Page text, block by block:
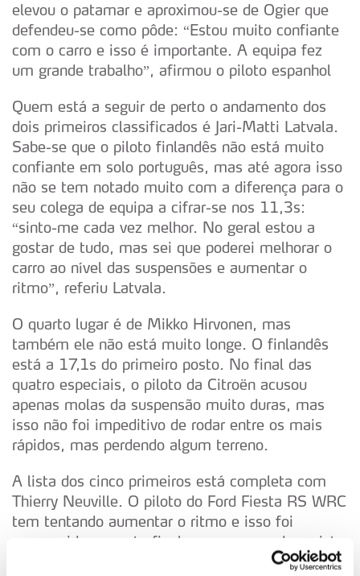
elevou o patamar e aproximou-se de Ogier que
defendeu-se como pôde: “Estou muito confiante
com o carro e isso é importante. A equipa fez
um grande trabalho”, afirmou o piloto espanhol
Quem está a seguir de perto o andamento dos
dois primeiros classificados é Jari-Matti Latvala.
Sabe-se que o piloto finlandês não está muito
confiante em solo português, mas até agora isso
não se tem notado muito com a diferença para o
seu colega de equipa a cifrar-se nos 11,3s:
“sinto-me cada vez melhor. No geral estou a
gostar de tudo, mas sei que poderei melhorar o
carro ao nível das suspensões e aumentar o
ritmo”, referiu Latvala.
O quarto lugar é de Mikko Hirvonen, mas
também ele não está muito longe. O finlandês
está a 17,1s do primeiro posto. No final das
quatro especiais, o piloto da Citroën acusou
apenas molas da suspensão muito duras, mas
isso não foi impeditivo de rodar entre os mais
rápidos, mas perdendo algum terreno.
A lista dos cinco primeiros está completa com
Thierry Neuville. O piloto do Ford Fiesta RS WRC
tem tentando aumentar o ritmo e isso foi
conseguido na parte final, com o segundo registo